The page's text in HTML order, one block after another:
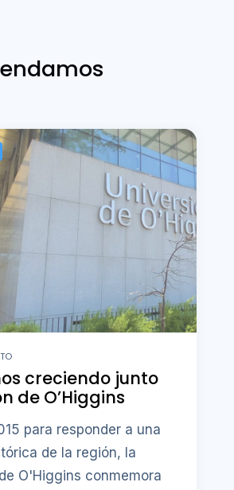
creciendo junto
de O’Higgins
para responder a una
de la región, la
O'Higgins conmemora